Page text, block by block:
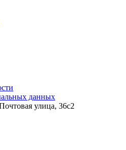
данных
улица, 36с2